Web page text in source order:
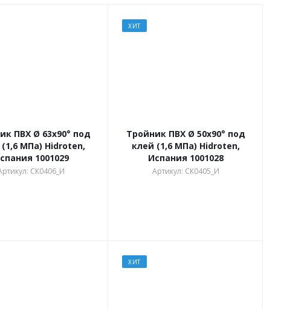
ПВХ Ø 63х90° под
(1,6 МПа) Hidroten,
1001029
СК0406_И
ХИТ
Тройник ПВХ Ø 50х90° под
клей (1,6 МПа) Hidroten,
Испания 1001028
Артикул: СК0405_И
ХИТ